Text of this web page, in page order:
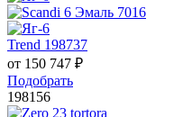
Trend 198737
от 150 747 ₽
Подобрать
198156